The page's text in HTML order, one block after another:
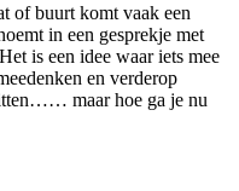
of buurt komt vaak een
in een gesprekje met
is een idee waar iets mee
en verderop
maar hoe ga je nu